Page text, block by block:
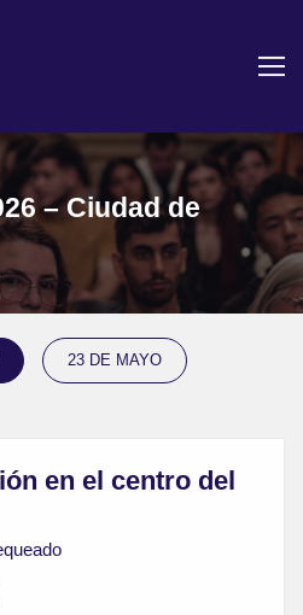
– Ciudad de
23 DE MAYO
en el centro del